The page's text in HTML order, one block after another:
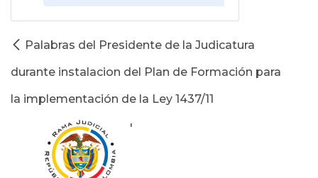
Palabras del Presidente de la Judicatura
durante instalacion del Plan de Formación para
la implementación de la Ley 1437/11
'